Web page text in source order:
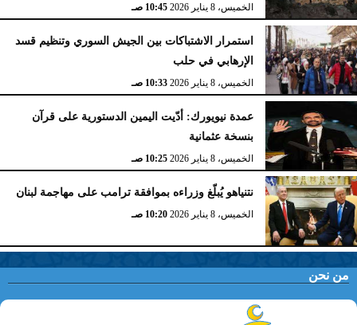
الخميس، 8 يناير 2026 10:45 صـ
استمرار الاشتباكات بين الجيش السوري وتنظيم قسد
الإرهابي في حلب
الخميس، 8 يناير 2026 10:33 صـ
عمدة نيويورك: أدّيت اليمين الدستورية على قرآن
بنسخة عثمانية
الخميس، 8 يناير 2026 10:25 صـ
نتنياهو يُبلّغ وزراءه بموافقة ترامب على مهاجمة لبنان
الخميس، 8 يناير 2026 10:20 صـ
من نحن